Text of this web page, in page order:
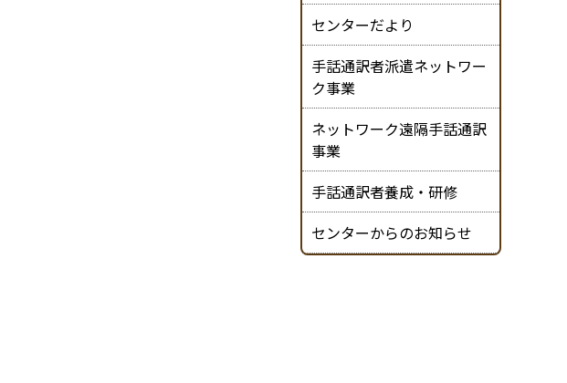
センターだより
手話通訳者派遣ネットワー
ク事業
ネットワーク遠隔手話通訳
事業
手話通訳者養成・研修
センターからのお知らせ